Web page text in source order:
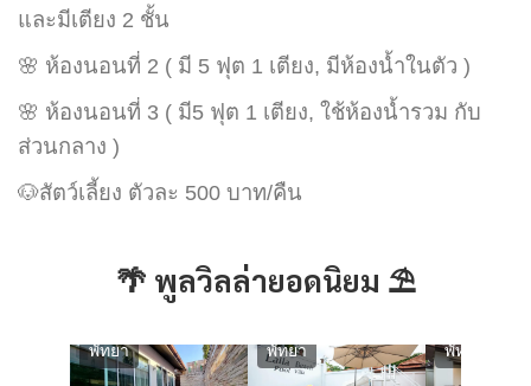
และมีเตียง 2 ชั้น
🌸 ห้องนอนที่ 2 ( มี 5 ฟุต 1 เตียง, มีห้องน้ำในตัว )
🌸 ห้องนอนที่ 3 ( มี5 ฟุต 1 เตียง, ใช้ห้องน้ำรวม กับ
ส่วนกลาง )
🐶สัตว์เลี้ยง ตัวละ 500 บาท/คืน
🌴 พูลวิลล่ายอดนิยม ⛱️
พัทยา พัทยา พัทยา